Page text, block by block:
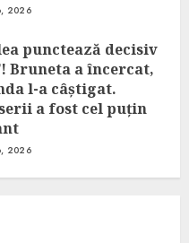
2026
punctează decisiv
Bruneta a încercat,
l-a câștigat.
a fost cel puțin
2026